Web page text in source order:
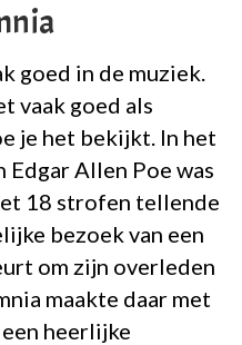
goed in de muziek.
vaak goed als
je het bekijkt. In het
Edgar Allen Poe was
18 strofen tellende
bezoek van een
om zijn overleden
maakte daar met
een heerlijke